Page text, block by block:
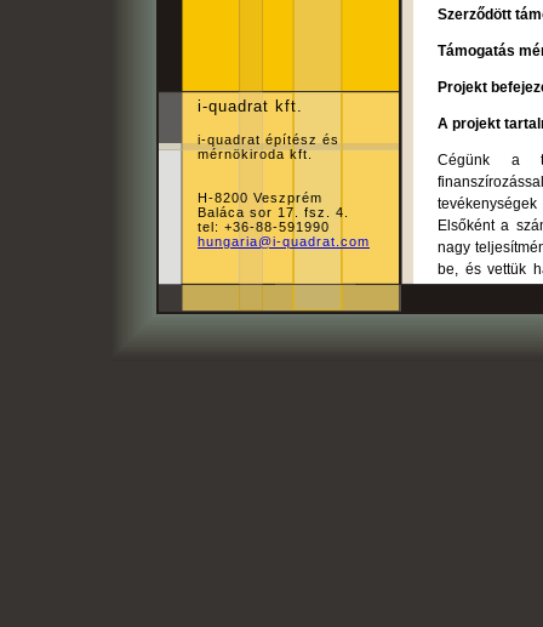
i-quadrat kft.
i-quadrat építész és
mérnökiroda kft.
H-8200 Veszprém
Baláca sor 17. fsz. 4.
tel: +36-88-591990
hungaria@i-quadrat.com
Szerződött
Támogatás
Projekt
A projekt
Cégünk a
Elsőként a
nagy
be, és vettük
kalapács